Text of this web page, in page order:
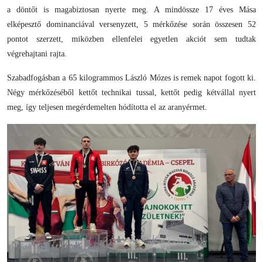
a döntőt is magabiztosan nyerte meg. A mindössze 17 éves Mása
elképesztő dominanciával versenyzett, 5 mérkőzése során összesen 52
pontot szerzett, miközben ellenfelei egyetlen akciót sem tudtak
végrehajtani rajta.
Szabadfogásban a 65 kilogrammos László Mózes is remek napot fogott ki.
Négy mérkőzéséből kettőt technikai tussal, kettőt pedig kétvállal nyert
meg, így teljesen megérdemelten hódította el az aranyérmet.